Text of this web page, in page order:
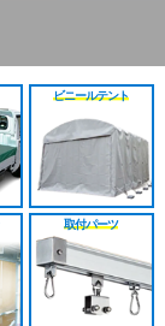
ビニールテント
取付パーツ
溶接遮光ビニールカ
オプション加工一覧
戻る
不燃ターポリン電動
屋外/野外用ロールス
戻る
D40隙間シートレール
XGレール
HGレール
ベンダーレール
その他部品関連
耐熱シート原反・カ
溶接遮光シート原反
のれんカーテン原反
のれんカーテン可動
戻る